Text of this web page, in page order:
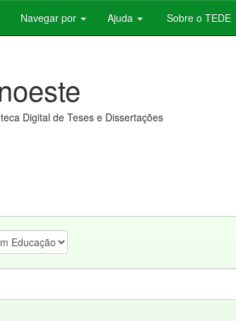
Navegar por Ajuda Sobre o TEDE
Digital de Teses e Dissertações